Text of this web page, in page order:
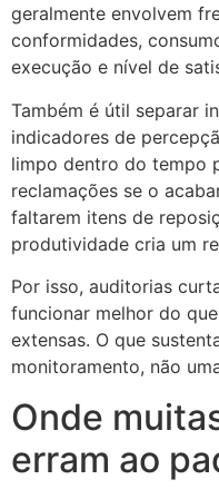
geralmente envolvem
conformidades,
execução e nível de
Também é útil separar
indicadores de
limpo dentro do tempo
reclamações se o
faltarem itens de
produtividade cria um
Por isso, auditorias
funcionar melhor do
extensas. O que
monitoramento, não
Onde
erram ao